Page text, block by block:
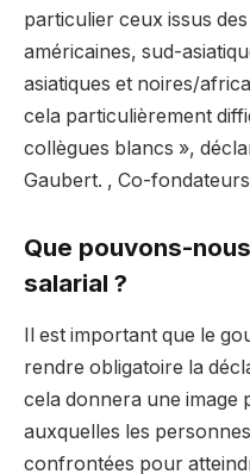
particulier ceux issus
américaines, sud-
asiatiques et noires/
cela particulièrement
collègues blancs »,
Gaubert. , Co-
Que pouvons-
salarial ?
Il est important que le
rendre obligatoire la
cela donnera une image
auxquelles les
confrontées pour